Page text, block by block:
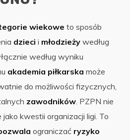
wiekowe to sposób
dzieci i młodzieżywedług
według wyniku
akademia piłkarska może
do możliwości fizycznych,
zawodników. PZPN nie
kwestii organizacji ligi. To
ograniczać ryzyko